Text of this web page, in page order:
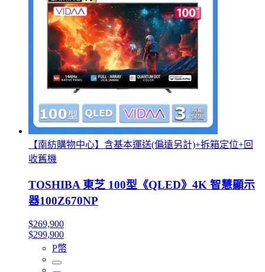
【南紡購物中心】含基本運送(偏遠另計)+拆箱定位+回
收舊機
TOSHIBA 東芝 100型《QLED》4K 智慧顯示
器100Z670NP
$269,900
$299,900
P幣